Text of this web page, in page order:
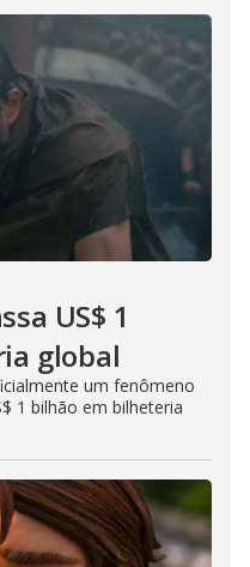
US$ 1
global
um fenômeno
1 bilhão em bilheteria